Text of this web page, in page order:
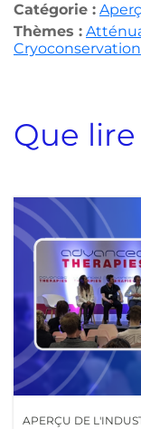
Catégorie :
Thèmes :
Cryoconservation
Que
APERÇU DE